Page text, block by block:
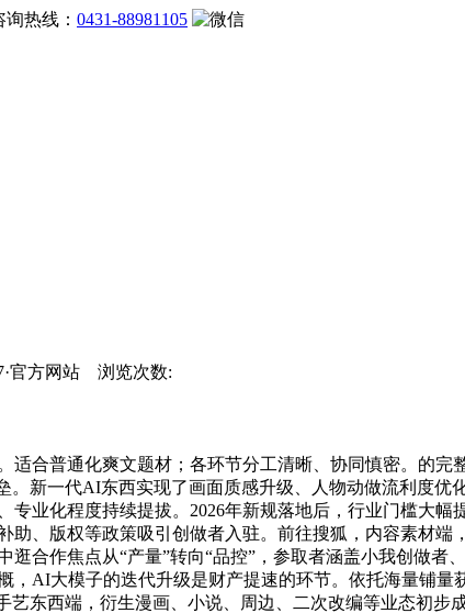
询热线： 0431-88981105
官方网站 浏览次数:
合普通化爽文题材；各环节分工清晰、协同慎密。的完
新一代AI东西实现了画面质感升级、人物动做流利度
业化程度持续提拔。2026年新规落地后，行业门槛大
助、版权等政策吸引创做者入驻。前往搜狐，内容素材
合作焦点从“产量”转向“品控”，参取者涵盖小我创做者
，AI大模子的迭代升级是财产提速的环节。依托海量铺
东西端，衍生漫画、小说、周边、二次改编等业态初